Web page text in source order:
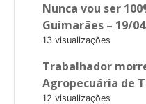
Nunca vou ser
Guimarães – 19/
13 visualizações
Trabalhador
Agropecuária de
12 visualizações